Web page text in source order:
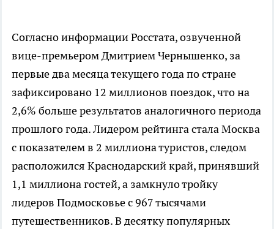
Согласно информации Росстата, озвученной
вице-премьером Дмитрием Чернышенко, за
первые два месяца текущего года по стране
зафиксировано 12 миллионов поездок, что на
2,6% больше результатов аналогичного периода
прошлого года. Лидером рейтинга стала Москва
с показателем в 2 миллиона туристов, следом
расположился Краснодарский край, принявший
1,1 миллиона гостей, а замкнуло тройку
лидеров Подмосковье с 967 тысячами
путешественников. В десятку популярных